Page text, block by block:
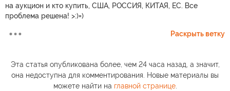
на аукцион и кто купить, США, РОССИЯ, КИТАЯ, ЕС. Все
проблема решена! >:)=)
Раскрыть ветку
Эта статья опубликована более, чем 24 часа назад, а значит,
она недоступна для комментирования. Новые материалы вы
можете найти на главной странице.